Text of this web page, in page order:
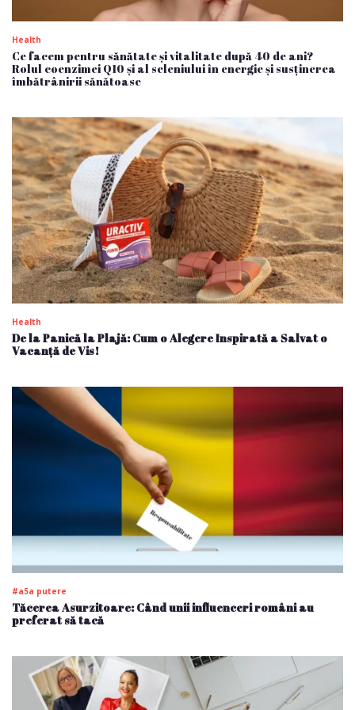
Health
Ce facem pentru sănătate și vitalitate după 40 de ani?
Rolul coenzimei Q10 și al seleniului în energie și susținerea
îmbătrânirii sănătoase
Health
De la Panică la Plajă: Cum o Alegere Inspirată a Salvat o
Vacanță de Vis!
#a5a putere
Tăcerea Asurzitoare: Când unii influenceri români au
preferat să tacă